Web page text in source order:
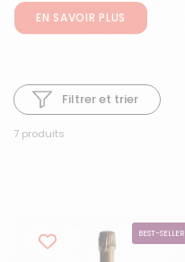
EN SAVOIR PLUS
7 produits
Filtrer et trier
BEST-SELLER